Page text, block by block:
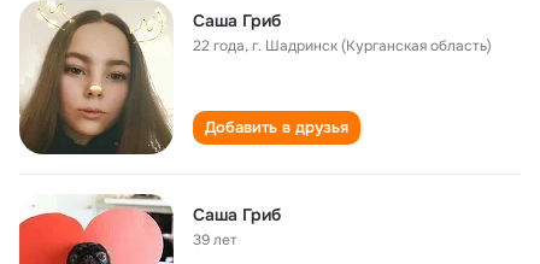
Саша Гриб
22 года,г. Шадринск (Курганская область)
Добавить в друзья
Саша Гриб
39 лет